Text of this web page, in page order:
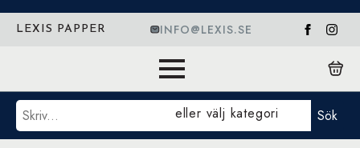
LEXIS PAPPER INFO@LEXIS.SE
Sök eller välj kategori Sök